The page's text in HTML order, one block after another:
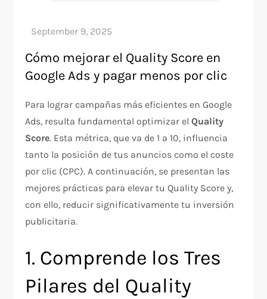
Cómo mejorar el Quality Score en
Google Ads y pagar menos por clic
Para lograr campañas más eficientes en Google
Ads, resulta fundamental optimizar elQuality
Score. Esta métrica, que va de 1 a 10, influencia
tanto la posición de tus anuncios como el coste
por clic (CPC). A continuación, se presentan las
mejores prácticas para elevar tu Quality Score y,
con ello, reducir significativamente tu inversión
publicitaria.
1. Comprende los Tres
Pilares del Quality